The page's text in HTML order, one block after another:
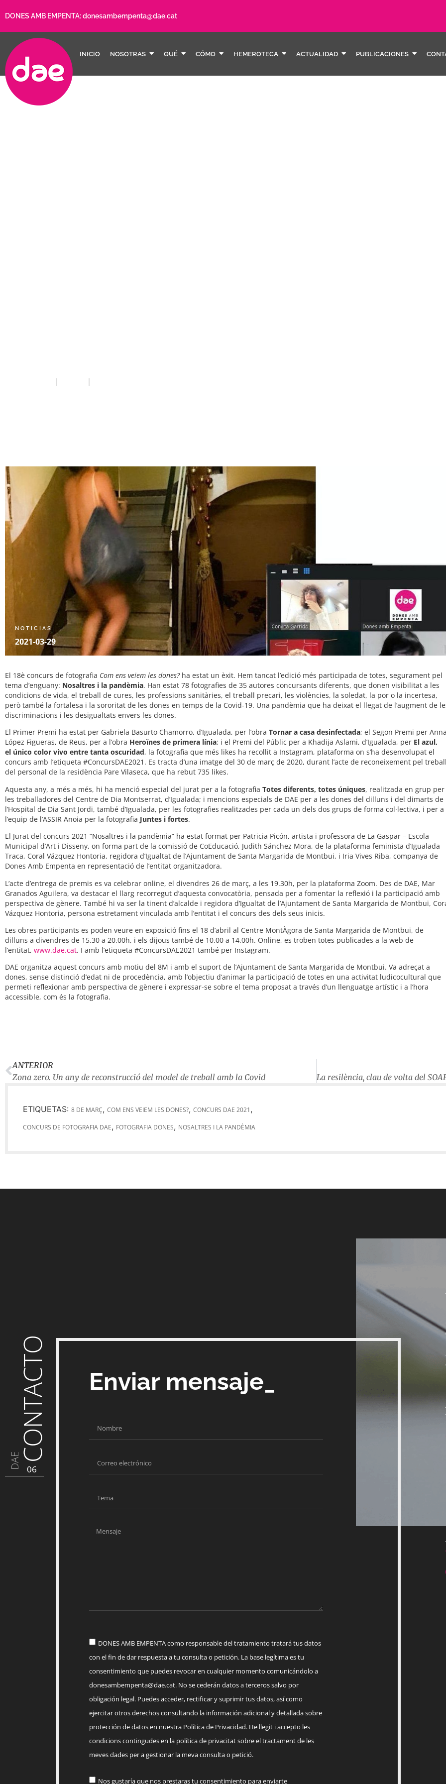
DONES AMB EMPENTA:donesambempenta@dae.cat
INICIO NOSOTRAS QUÉ CÓMO HEMEROTECA ACTUALIDAD PUBLICACIONES
NOTICIAS
2021-03-29
El 18è concurs de fotografia Com ens veiem les dones?ha estat un èxit. Hem tancat l’edició més participada de totes, segurament pel
tema d’enguany: Nosaltres i la pandèmia. Han estat 78 fotografies de 35 autores concursants diferents, que donen visibilitat a les
condicions de vida, el treball de cures, les professions sanitàries, el treball precari, les violències, la soledat, la por o la incertesa,
però també la fortalesa i la sororitat de les dones en temps de la Covid-19. Una pandèmia que ha deixat el llegat de l’augment de
discriminacions i les desigualtats envers les dones.
El Primer Premi ha estat per Gabriela Basurto Chamorro, d’Igualada, per l’obra Tornar a casa desinfectada; el Segon Premi per Anna
López Figueras, de Reus, per a l’obra Heroïnes de primera línia; i el Premi del Públic per a Khadija Aslami, d’Igualada, per El azul,
el único color vivo entre tanta oscuridad, la fotografia que més likes ha recollit a Instagram, plataforma on s’ha desenvolupat el
concurs amb l’etiqueta #ConcursDAE2021. Es tracta d’una imatge del 30 de març de 2020, durant l’acte de reconeixement pel treball
del personal de la residència Pare Vilaseca, que ha rebut 735 likes.
Aquesta any, a més a més, hi ha menció especial del jurat per a la fotografia Totes diferents, totes úniques, realitzada en grup per
les treballadores del Centre de Dia Montserrat, d’Igualada; i mencions especials de DAE per a les dones del dilluns i del dimarts de
l’Hospital de Dia Sant Jordi, també d’Igualada, per les fotografies realitzades per cada un dels dos grups de forma col·lectiva, i per a
l’equip de l’ASSIR Anoia per la fotografia Juntes i fortes.
El Jurat del concurs 2021 “Nosaltres i la pandèmia” ha estat format per Patricia Picón, artista i professora de La Gaspar – Escola
Municipal d’Art i Disseny, on forma part de la comissió de CoEducació, Judith Sánchez Mora, de la plataforma feminista d’Igualada
Traca, Coral Vázquez Hontoria, regidora d’Igualtat de l’Ajuntament de Santa Margarida de Montbui, i Iria Vives Riba, companya de
Dones Amb Empenta en representació de l’entitat organitzadora.
L’acte d’entrega de premis es va celebrar online, el divendres 26 de març, a les 19.30h, per la plataforma Zoom. Des de DAE, Mar
Granados Aguilera, va destacar el llarg recorregut d’aquesta convocatòria, pensada per a fomentar la reflexió i la participació amb
perspectiva de gènere. També hi va ser la tinent d’alcalde i regidora d’Igualtat de l’Ajuntament de Santa Margarida de Montbui,
Vázquez Hontoria, persona estretament vinculada amb l’entitat i el concurs des dels seus inicis.
Les obres participants es poden veure en exposició fins el 18 d’abril al Centre MontÀgora de Santa Margarida de Montbui, de
dilluns a divendres de 15.30 a 20.00h, i els dijous també de 10.00 a 14.00h. Online, es troben totes publicades a la web de
l’entitat, www.dae.cat. I amb l’etiqueta #ConcursDAE2021 també per Instagram.
DAE organitza aquest concurs amb motiu del 8M i amb el suport de l’Ajuntament de Santa Margarida de Montbui. Va adreçat a
dones, sense distinció d’edat ni de procedència, amb l’objectiu d’animar la participació de totes en una activitat ludicocultural que
permeti reflexionar amb perspectiva de gènere i expressar-se sobre el tema proposat a través d’un llenguatge artístic i a l’hora
accessible, com és la fotografia.
ANTERIOR
Zona zero. Un any de reconstrucció del model de treball amb la Covid
ETIQUETAS: 8 DE MARÇ, COM ENS VEIEM LES DONES?, CONCURS DAE 2021,
CONCURS DE FOTOGRAFIA DAE, FOTOGRAFIA DONES, NOSALTRES I LA PANDÈMIA
DAE CONTACTO
06
Enviar mensaje_
DONES AMB EMPENTA como responsable del tratamiento tratará tus datos
con el fin de dar respuesta a tu consulta o petición. La base legítima es tu
consentimiento que puedes revocar en cualquier momento comunicándolo a
donesambempenta@dae.cat. No se cederán datos a terceros salvo por
obligación legal. Puedes acceder, rectificar y suprimir tus datos, así como
ejercitar otros derechos consultando la información adicional y detallada sobre
protección de datos en nuestra Política de Privacidad. He llegit i accepto les
condicions contingudes en la política de privacitat sobre el tractament de les
meves dades per a gestionar la meva consulta o petició.
Nos gustaría que nos prestaras tu consentimiento para enviarte